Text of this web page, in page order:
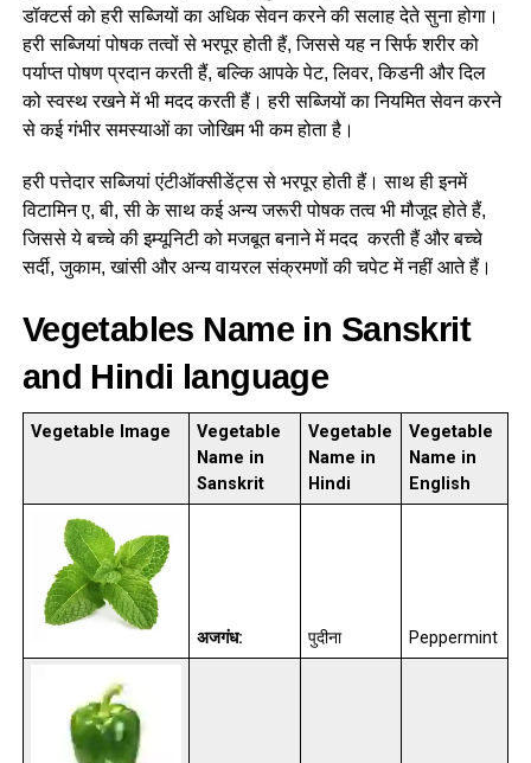
डॉक्टर्स को हरी सब्जियों का अधिक सेवन करने की सलाह देते सुना होगा।
हरी सब्जियां पोषक तत्वों से भरपूर होती हैं, जिससे यह न सिर्फ शरीर को
पर्याप्त पोषण प्रदान करती हैं, बल्कि आपके पेट, लिवर, किडनी और दिल
को स्वस्थ रखने में भी मदद करती हैं। हरी सब्जियों का नियमित सेवन करने
से कई गंभीर समस्याओं का जोखिम भी कम होता है।
हरी पत्तेदार सब्जियां एंटीऑक्सीडेंट्स से भरपूर होती हैं। साथ ही इनमें
विटामिन ए, बी, सी के साथ कई अन्य जरूरी पोषक तत्व भी मौजूद होते हैं,
जिससे ये बच्चे की इम्यूनिटी को मजबूत बनाने में मदद करती हैं और बच्चे
सर्दी, जुकाम, खांसी और अन्य वायरल संक्रमणों की चपेट में नहीं आते हैं।
Vegetables Name in Sanskrit
and Hindi language
Vegetable Image
Vegetable
Name in
Sanskrit
Vegetable
Name in
Hindi
Vegetable
Name in
English
अजगंध: पुदीना Peppermint